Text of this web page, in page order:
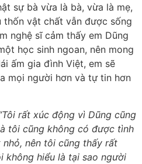
sự bà vừa là bà, vừa là mẹ,
vật chất vẫn được sống
nghệ sĩ cảm thấy em Dũng
học sinh ngoan, nên mong
ấm gia đình Việt, em sẽ
mọi người hơn và tự tin hơn
rất xúc động vì Dũng cũng
tôi cũng không có được tình
nên tôi cũng thấy rất
không hiểu là tại sao người